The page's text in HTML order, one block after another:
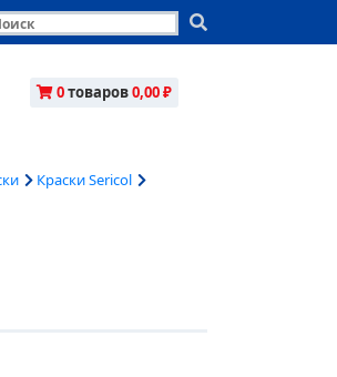
0товаров0,00 ₽
Краски Sericol